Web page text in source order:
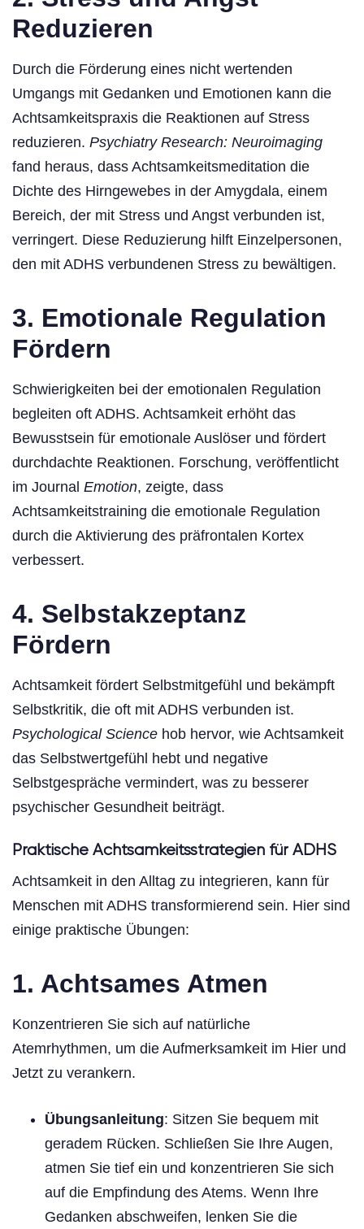
Reduzieren
Durch die Förderung eines nicht wertenden
Umgangs mit Gedanken und Emotionen kann die
Achtsamkeitspraxis die Reaktionen auf Stress
reduzieren. Psychiatry Research: Neuroimaging
fand heraus, dass Achtsamkeitsmeditation die
Dichte des Hirngewebes in der Amygdala, einem
Bereich, der mit Stress und Angst verbunden ist,
verringert. Diese Reduzierung hilft Einzelpersonen,
den mit ADHS verbundenen Stress zu bewältigen.
3. Emotionale Regulation
Fördern
Schwierigkeiten bei der emotionalen Regulation
begleiten oft ADHS. Achtsamkeit erhöht das
Bewusstsein für emotionale Auslöser und fördert
durchdachte Reaktionen. Forschung, veröffentlicht
im Journal Emotion, zeigte, dass
Achtsamkeitstraining die emotionale Regulation
durch die Aktivierung des präfrontalen Kortex
verbessert.
4. Selbstakzeptanz
Fördern
Achtsamkeit fördert Selbstmitgefühl und bekämpft
Selbstkritik, die oft mit ADHS verbunden ist.
Psychological Science hob hervor, wie Achtsamkeit
das Selbstwertgefühl hebt und negative
Selbstgespräche vermindert, was zu besserer
psychischer Gesundheit beiträgt.
Praktische Achtsamkeitsstrategien für ADHS
Achtsamkeit in den Alltag zu integrieren, kann für
Menschen mit ADHS transformierend sein. Hier sind
einige praktische Übungen:
1. Achtsames Atmen
Konzentrieren Sie sich auf natürliche
Atemrhythmen, um die Aufmerksamkeit im Hier und
Jetzt zu verankern.
Übungsanleitung: Sitzen Sie bequem mit
geradem Rücken. Schließen Sie Ihre Augen,
atmen Sie tief ein und konzentrieren Sie sich
auf die Empfindung des Atems. Wenn Ihre
Gedanken abschweifen, lenken Sie die